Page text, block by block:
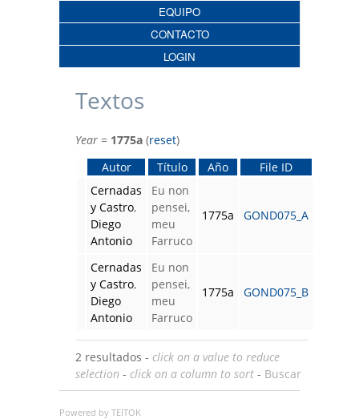
EQUIPO
CONTACTO
LOGIN
Textos
Year = 1775a (reset)
Autor
Título Año
File ID
Cernadas
y Castro,
Diego
Antonio
Eu non
pensei,
meu
Farruco
1775a GOND075_A
Cernadas
y Castro,
Diego
Antonio
Eu non
pensei,
meu
Farruco
1775a GOND075_B
2 resultados - click on a value to reduce
selection - click on a column to sort - Buscar
Powered by TEITOK